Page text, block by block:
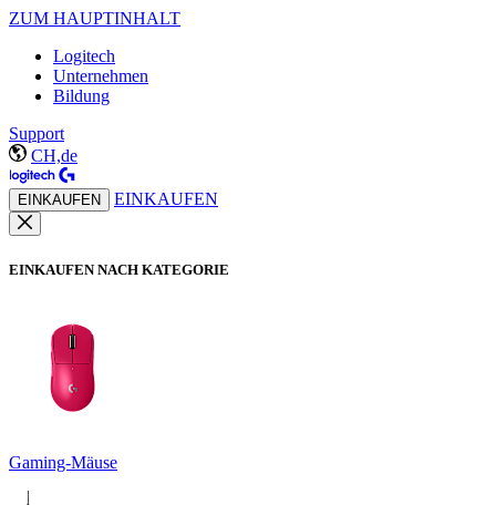
ZUM HAUPTINHALT
Logitech
Unternehmen
Bildung
Support
CH,de
EINKAUFEN EINKAUFEN
EINKAUFEN NACH KATEGORIE
Gaming-Mäuse